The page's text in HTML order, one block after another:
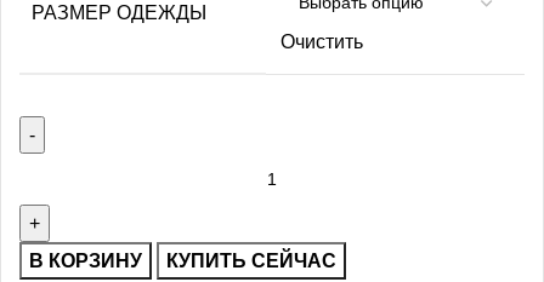
РАЗМЕР ОДЕЖДЫ
Очистить
В КОРЗИНУ КУПИТЬ СЕЙЧАС